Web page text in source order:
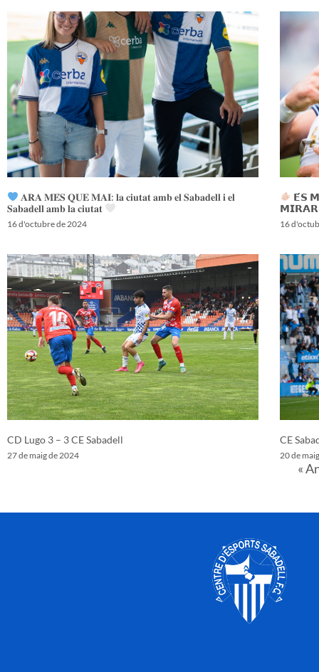
𝐀𝐑𝐀 𝐌𝐄́𝐒 𝐐𝐔𝐄 𝐌𝐀𝐈: 𝐥𝐚 𝐜𝐢𝐮𝐭𝐚𝐭 𝐚𝐦𝐛 𝐞𝐥 𝐒𝐚𝐛𝐚𝐝𝐞𝐥𝐥 𝐢 𝐞𝐥
𝐒𝐚𝐛𝐚𝐝𝐞𝐥𝐥 𝐚𝐦𝐛 𝐥𝐚 𝐜𝐢𝐮𝐭𝐚𝐭
16 d'octubre de 2024
𝗘́𝗦
16
CD Lugo 3 – 3 CE Sabadell
27 de maig de 2024
CE
20 de
«